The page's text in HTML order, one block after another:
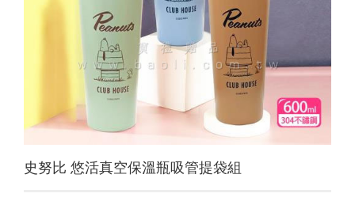
史努比 悠活真空保溫瓶吸管提袋組